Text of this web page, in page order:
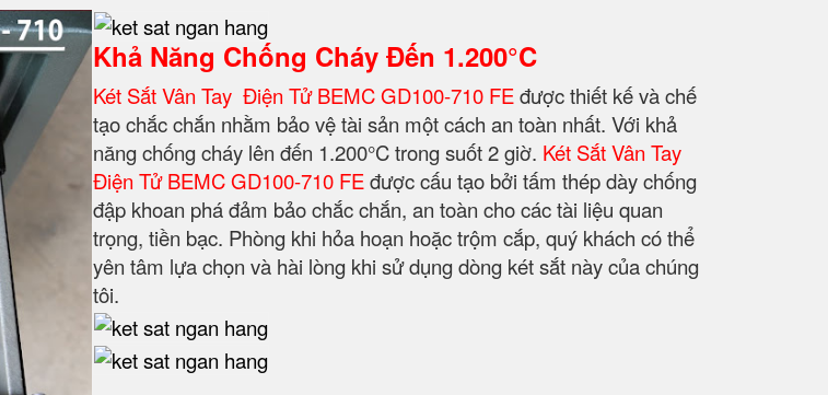
Khả Năng Chống Cháy Đến 1.200°C
Két Sắt Vân Tay Điện Tử BEMC GD100-710 FEđược thiết kế và chế
tạo chắc chắn nhằm bảo vệ tài sản một cách an toàn nhất. Với khả
năng chống cháy lên đến 1.200°C trong suốt 2 giờ. Két Sắt Vân Tay
Điện Tử BEMC GD100-710 FEđược cấu tạo bởi tấm thép dày chống
đập khoan phá đảm bảo chắc chắn, an toàn cho các tài liệu quan
trọng, tiền bạc. Phòng khi hỏa hoạn hoặc trộm cắp, quý khách có thể
yên tâm lựa chọn và hài lòng khi sử dụng dòng két sắt này của chúng
tôi.